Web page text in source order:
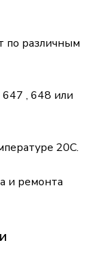
по различным
647 , 648 или
20С.
и ремонта